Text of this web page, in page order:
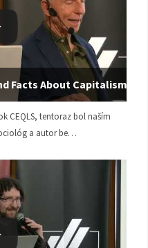
Facts About Capitalism
CEQLS, tentoraz bol naším
a autor be…